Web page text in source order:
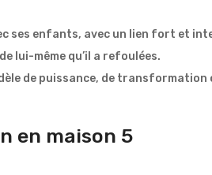
ses enfants, avec un lien fort et
lui-même qu’il a refoulées.
de puissance, de
en maison 5